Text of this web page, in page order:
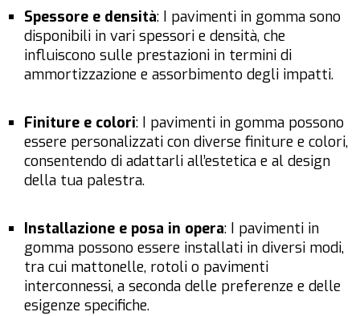
Spessore e densità: I pavimenti in gomma sono
disponibili in vari spessori e densità, che
influiscono sulle prestazioni in termini di
ammortizzazione e assorbimento degli impatti.
Finiture e colori: I pavimenti in gomma possono
essere personalizzati con diverse finiture e colori,
consentendo di adattarli all’estetica e al design
della tua palestra.
Installazione e posa in opera: I pavimenti in
gomma possono essere installati in diversi modi,
tra cui mattonelle, rotoli o pavimenti
interconnessi, a seconda delle preferenze e delle
esigenze specifiche.